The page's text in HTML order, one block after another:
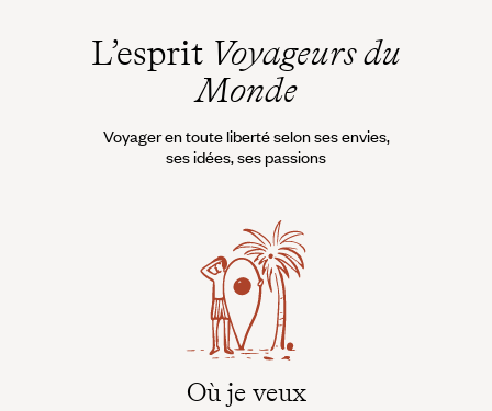
L’esprit Voyageurs du
Monde
Voyager en toute liberté selon ses envies,
ses idées, ses passions
Où je veux